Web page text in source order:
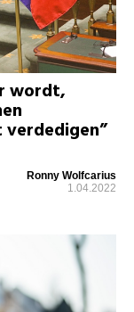
wordt,
Ronny Wolfcarius
1.04.2022